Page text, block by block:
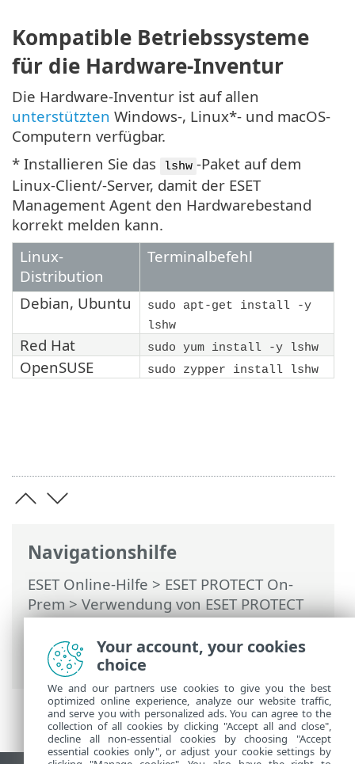
Navigationshilfe
ESET Online-Hilfe > ESET PROTECT On-
Prem>Verwendung von ESET PROTECT
On-Prem>ESET PROTECT On-Prem
Hauptmenü>Berichte> Hardware-
Inventur
Kompatible Betriebssysteme
für die Hardware-Inventur
Die Hardware-Inventur ist auf allen
unterstützten Windows-, Linux*- und macOS-
Computern verfügbar.
* Installieren Sie das
lshw -Paket auf dem
Linux-Client/-Server, damit der ESET
Management Agent den Hardwarebestand
korrekt melden kann.
Linux-
Distribution
Terminalbefehl
Debian, Ubuntu
sudo apt-get install -y
lshw
Red Hat sudo yum install -y lshw
OpenSUSE sudo zypper install lshw
Your account, your cookies
choice
We and our partners use cookies to give you the best
optimized online experience, analyze our website traffic,
and serve you with personalized ads. You can agree to the
collection of all cookies by clicking "Accept all and close",
decline all non-essential cookies by choosing "Accept
essential cookies only", or adjust your cookie settings by